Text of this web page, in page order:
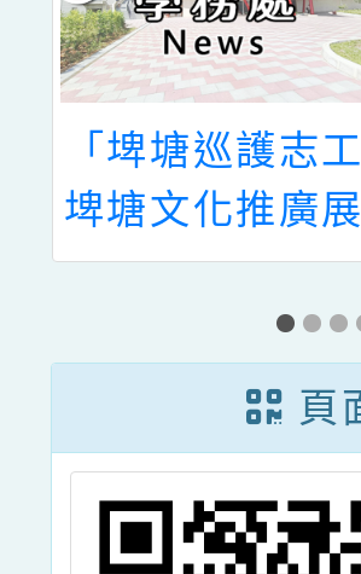
「埤塘巡護志工
埤塘文化推廣展
暨生態瓶製作
頁